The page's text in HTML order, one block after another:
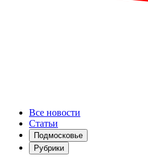
Все новости
Статьи
Подмосковье
Рубрики